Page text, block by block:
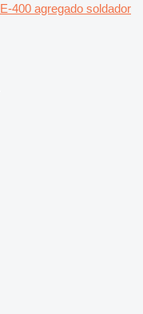
400 agregado soldador